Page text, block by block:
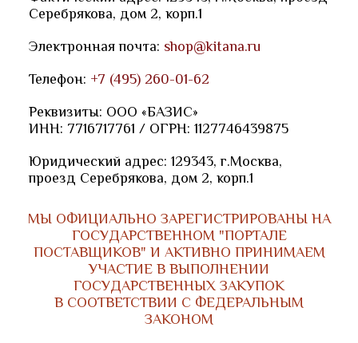
Серебрякова, дом 2, корп.1
Электронная почта: shop@kitana.ru
Телефон: +7 (495) 260-01-62
Реквизиты: ООО «БАЗИС»
ИНН: 7716717761 / ОГРН: 1127746439875
Юридический адрес: 129343, г.Москва,
проезд Серебрякова, дом 2, корп.1
МЫ ОФИЦИАЛЬНО ЗАРЕГИСТРИРОВАНЫ НА
ГОСУДАРСТВЕННОМ "ПОРТАЛЕ
ПОСТАВЩИКОВ" И АКТИВНО ПРИНИМАЕМ
УЧАСТИЕ В ВЫПОЛНЕНИИ
ГОСУДАРСТВЕННЫХ ЗАКУПОК
В СООТВЕТСТВИИ С ФЕДЕРАЛЬНЫМ
ЗАКОНОМ